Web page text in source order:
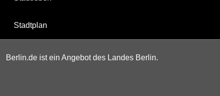
Stadtplan
Berlin.de ist ein Angebot des Landes Berlin.